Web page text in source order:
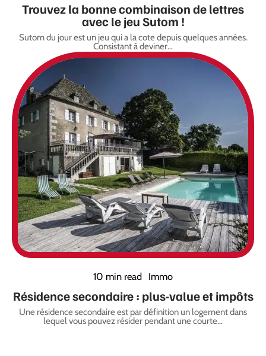
Trouvez la bonne combinaison de lettres
avec le jeu Sutom !
Sutom du jour est un jeu qui a la cote depuis quelques années.
Consistant à deviner…
10 min read Immo
Résidence secondaire : plus-value et impôts
Une résidence secondaire est par définition un logement dans
lequel vous pouvez résider pendant une courte…